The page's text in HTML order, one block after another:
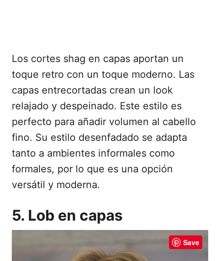
Los cortes shag en capas aportan un
toque retro con un toque moderno. Las
capas entrecortadas crean un look
relajado y despeinado. Este estilo es
perfecto para añadir volumen al cabello
fino. Su estilo desenfadado se adapta
tanto a ambientes informales como
formales, por lo que es una opción
versátil y moderna.
5. Lob en capas
Save